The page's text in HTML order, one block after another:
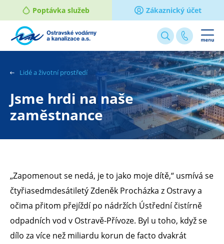
Poptávka služeb Zákaznický účet
Webové
stránky
míruLidé a životní prostředí
Jsme hrdi na naše
zaměstnance
„Zapomenout se nedá, je to jako moje dítě,“ usmívá se
čtyřiasedmdesátiletý Zdeněk Procházka z Ostravy a
očima přitom přejíždí po nádržích Ústřední čistírně
odpadních vod v Ostravě-Přívoze. Byl u toho, když se
dílo za více než miliardu korun de facto dvakrát